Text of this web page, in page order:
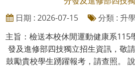
日期 : 2026-07-15
分類 : 升學
主旨：檢送本校休閒運動健康系115
發及進修部四技獨立招生資訊，敬
鼓勵貴校學生踴躍報考，請查照。